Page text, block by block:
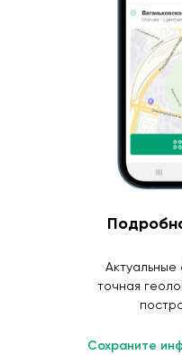
точная
Сохраните